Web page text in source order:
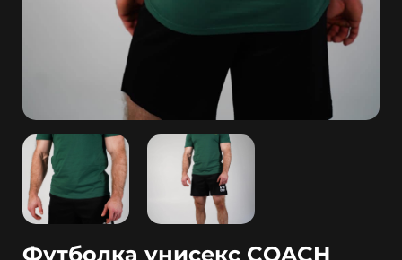
Футболка унисекс COACH